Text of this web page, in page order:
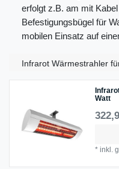
erfolgt z.B. am mit
Befestigungsbügel für
mobilen Einsatz auf
Infrarot Wärmestrahler
Watt
*inkl.